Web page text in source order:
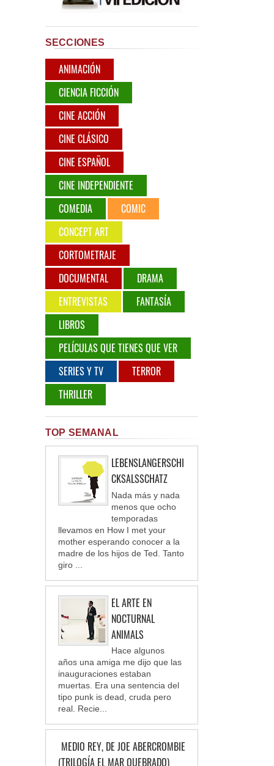
SECCIONES
ANIMACIÓN
CIENCIA FICCIÓN
CINE ACCIÓN
CINE CLÁSICO
CINE ESPAÑOL
CINE INDEPENDIENTE
COMEDIA
COMIC
CONCEPT ART
CORTOMETRAJE
DOCUMENTAL
DRAMA
ENTREVISTAS
FANTASÍA
LIBROS
PELÍCULAS QUE TIENES QUE VER
SERIES Y TV
TERROR
THRILLER
TOP SEMANAL
LEBENSLANGERSCHI
CKSALSSCHATZ
Nada más y nada
menos que ocho
temporadas
llevamos en How I met your
mother esperando conocer a la
madre de los hijos de Ted. Tanto
giro ...
EL ARTE EN
NOCTURNAL
ANIMALS
Hace algunos
años una amiga me dijo que las
inauguraciones estaban
muertas. Era una sentencia del
tipo punk is dead, cruda pero
real. Recie...
MEDIO REY, DE JOE ABERCROMBIE
(TRILOGÍA EL MAR QUEBRADO)